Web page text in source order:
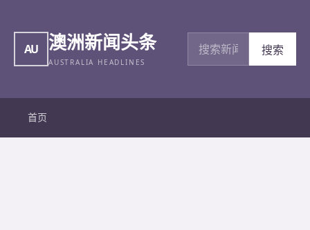
AU 澳洲新闻头条
AUSTRALIA HEADLINES
搜索新闻
搜索
首页